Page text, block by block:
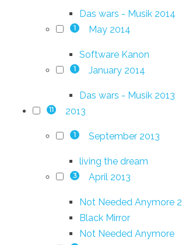
Das wars - Musik 2014
1 May 2014
Software Kanon
1 January 2014
Das wars - Musik 2013
11 2013
1 September 2013
living the dream
3 April 2013
Not Needed Anymore 2
Black Mirror
Not Needed Anymore